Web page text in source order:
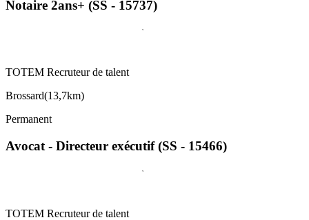
Notaire 2ans+ (SS - 15737)
TOTEM Recruteur de talent
Brossard(13,7km)
Permanent
Avocat - Directeur exécutif (SS - 15466)
TOTEM Recruteur de talent